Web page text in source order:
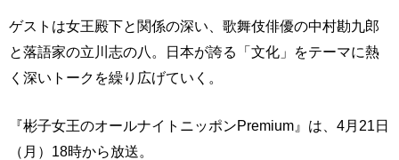
ゲストは女王殿下と関係の深い、歌舞伎俳優の中村勘九郎
と落語家の立川志の八。日本が誇る「文化」をテーマに熱
く深いトークを繰り広げていく。
『彬子女王のオールナイトニッポンPremium』は、4月21日
（月）18時から放送。